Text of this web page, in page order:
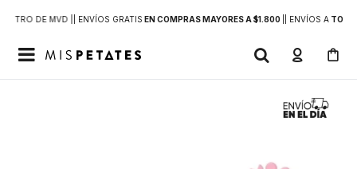
DE MVD | | ENVÍOS GRATIS EN COMPRAS MAYORES A $1.800 | ENVÍOS ATODO
